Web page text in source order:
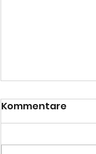
Kommentare